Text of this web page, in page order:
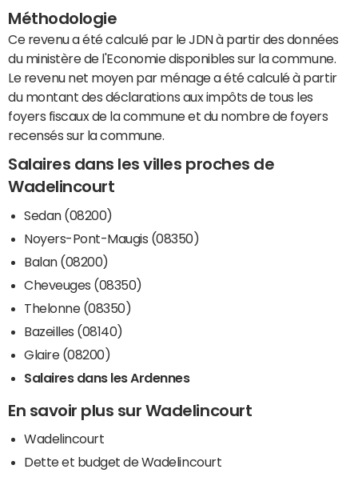
Méthodologie
Ce revenu a été calculé par le JDN à partir des données
du ministère de l'Economie disponibles sur la commune.
Le revenu net moyen par ménage a été calculé à partir
du montant des déclarations aux impôts de tous les
foyers fiscaux de la commune et du nombre de foyers
recensés sur la commune.
Salaires dans les villes proches de
Wadelincourt
Sedan (08200)
Noyers-Pont-Maugis (08350)
Balan (08200)
Cheveuges (08350)
Thelonne (08350)
Bazeilles (08140)
Glaire (08200)
Salaires dans les Ardennes
En savoir plus sur Wadelincourt
Wadelincourt
Dette et budget de Wadelincourt